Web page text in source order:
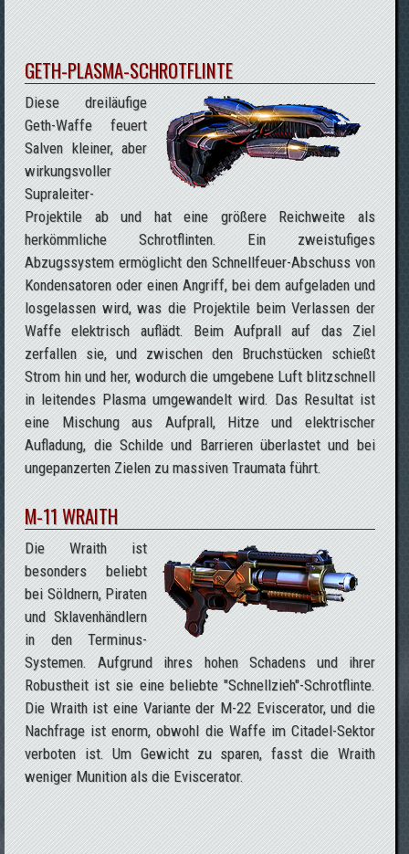
GETH-PLASMA-SCHROTFLINTE
Diese dreiläufige
Geth-Waffe feuert
Salven kleiner, aber
wirkungsvoller
Supraleiter-
Projektile ab und hat eine größere Reichweite als
herkömmliche Schrotflinten. Ein zweistufiges
Abzugssystem ermöglicht den Schnellfeuer-Abschuss von
Kondensatoren oder einen Angriff, bei dem aufgeladen und
losgelassen wird, was die Projektile beim Verlassen der
Waffe elektrisch auflädt. Beim Aufprall auf das Ziel
zerfallen sie, und zwischen den Bruchstücken schießt
Strom hin und her, wodurch die umgebene Luft blitzschnell
in leitendes Plasma umgewandelt wird. Das Resultat ist
eine Mischung aus Aufprall, Hitze und elektrischer
Aufladung, die Schilde und Barrieren überlastet und bei
ungepanzerten Zielen zu massiven Traumata führt.
M-11 WRAITH
Die Wraith ist
besonders beliebt
bei Söldnern, Piraten
und Sklavenhändlern
in den Terminus-
Systemen. Aufgrund ihres hohen Schadens und ihrer
Robustheit ist sie eine beliebte "Schnellzieh"-Schrotflinte.
Die Wraith ist eine Variante der M-22 Eviscerator, und die
Nachfrage ist enorm, obwohl die Waffe im Citadel-Sektor
verboten ist. Um Gewicht zu sparen, fasst die Wraith
weniger Munition als die Eviscerator.